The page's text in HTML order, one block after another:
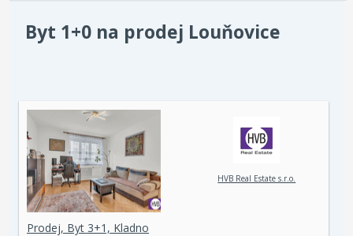
Byt 1+0 na prodej Louňovice
HVB Real Estate s.r.o.
Prodej, Byt 3+1, Kladno